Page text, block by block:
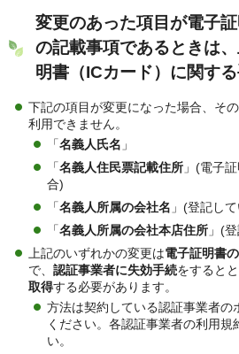
変更のあった項目が電子証
の記載事項であるときは
明書（ICカード）に関する
下記の項目が変更になった場合、そ
利用できません。
「名義人氏名 」
「名義人住民票記載住所 」(電子
合)
「名義人所属の会社名 」(登記し
「名義人所属の会社本店住所 」(
上記のいずれかの変更は電子証明書
で、 認証事業者に失効手続をするとと
取得する必要があります。
方法は契約している認証事業者の
ください。各認証事業者の利用規
い。